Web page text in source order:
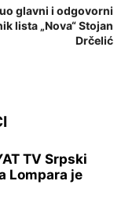
glavni i odgovorni
lista „Nova“ Stojan
Drčelić
TV Srpski
Lompara je